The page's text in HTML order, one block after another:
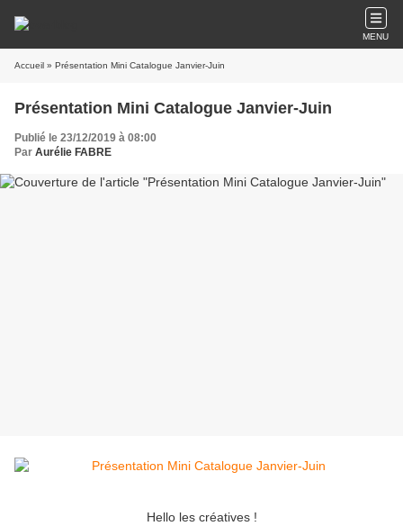
MENU
Accueil » Présentation Mini Catalogue Janvier-Juin
Présentation Mini Catalogue Janvier-Juin
Publié le 23/12/2019 à 08:00
Par Aurélie FABRE
Hello les créatives !